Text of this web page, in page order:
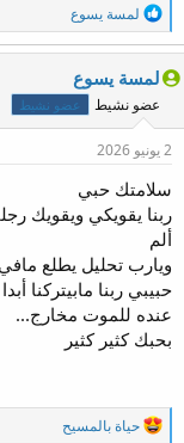
ا
ل
ت
ا
ع
ا
ت
لمسة يسوع
لمسة يسوع
عضو نشيط عضو نشيط
2 يونيو 2026
سلامتك حبي
ربنا يقويكي ويقويك
ألم
ويارب تحليل يطلع
حبيبي ربنا مابيتركنا أبدا
عنده للموت مخارج...
بحبك كثير كثير
احياة بالمسيح